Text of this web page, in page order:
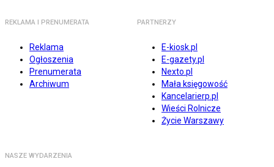
REKLAMA I PRENUMERATA
Reklama
Ogłoszenia
Prenumerata
Archiwum
PARTNERZY
E-kiosk.pl
E-gazety.pl
Nexto.pl
Mała księgowość
Kancelarierp.pl
Wieści Rolnicze
Życie Warszawy
NASZE WYDARZENIA